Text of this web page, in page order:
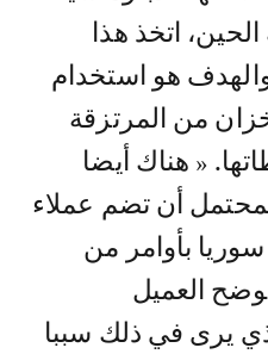
اتخذ هذا
والهدف هو استخدام
من المرتزقة
« هناك أيضا
أن تضم عملاء
بأوامر من
يوضح العميل
يرى في ذلك سببا